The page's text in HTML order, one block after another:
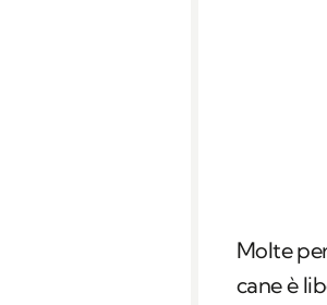
Molte
cane è